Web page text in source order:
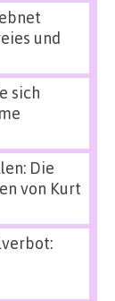
und
sich
Die
von Kurt